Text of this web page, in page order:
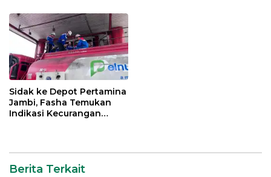
Sidak ke Depot Pertamina
Jambi, Fasha Temukan
Indikasi Kecurangan
Berita Terkait